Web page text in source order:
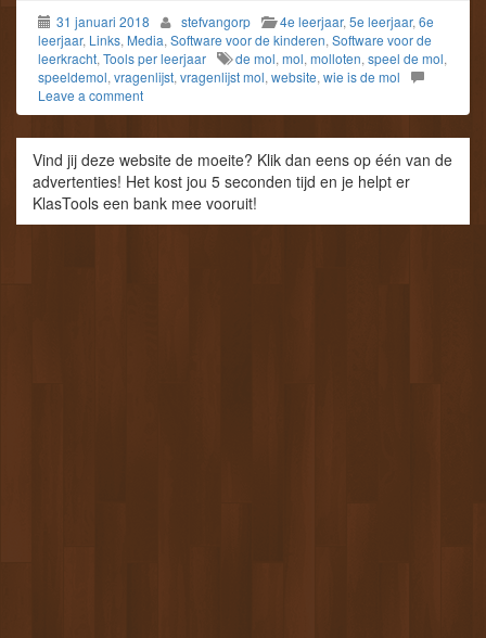
31 januari 2018 stefvangorp 4e leerjaar, 5e leerjaar, 6e
leerjaar, Links, Media, Software voor de kinderen, Software voor de
leerkracht, Tools per leerjaar de mol, mol, molloten, speel de mol,
speeldemol, vragenlijst, vragenlijst mol, website, wie is de mol
Leave a comment
Vind jij deze website de moeite? Klik dan eens op één van de
advertenties! Het kost jou 5 seconden tijd en je helpt er
KlasTools een bank mee vooruit!